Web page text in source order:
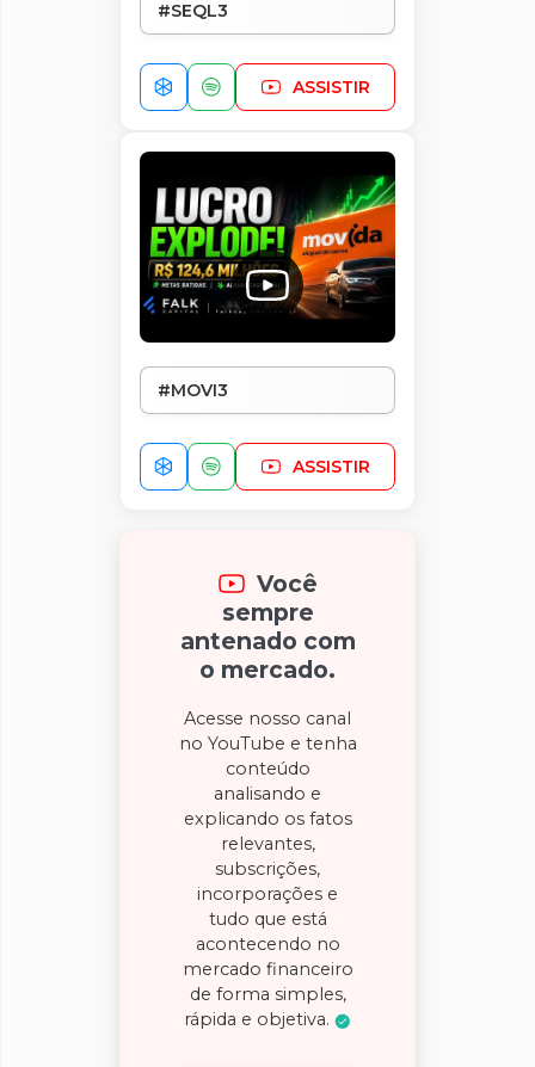
#SEQL3
ASSISTIR
#MOVI3
ASSISTIR
Você
sempre
antenado com
o mercado.
Acesse nosso canal
no YouTube e tenha
conteúdo
analisando e
explicando os fatos
relevantes,
subscrições,
incorporações e
tudo que está
acontecendo no
mercado financeiro
de forma simples,
rápida e objetiva.